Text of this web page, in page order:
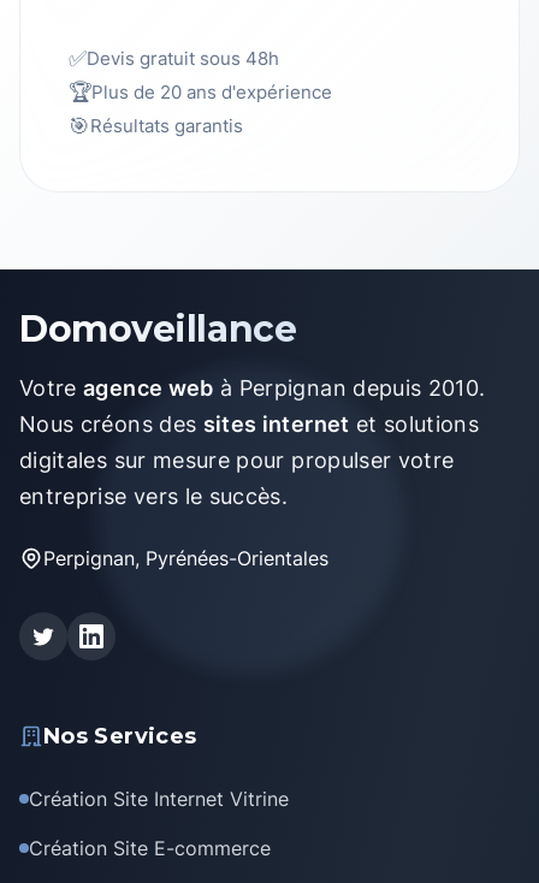
✅Devis gratuit sous 48h
🏆Plus de 20 ans d'expérience
🎯Résultats garantis
Domoveillance
Votreagence web à Perpignan depuis 2010.
Nous créons des sites internet et solutions
digitales sur mesure pour propulser votre
entreprise vers le succès.
Perpignan, Pyrénées-Orientales
Nos Services
Création Site Internet Vitrine
Création Site E-commerce